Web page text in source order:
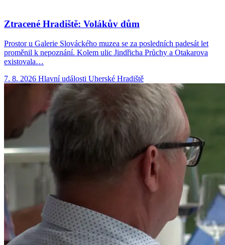
Ztracené Hradiště: Volákův dům
Prostor u Galerie Slováckého muzea se za posledních padesát let
proměnil k nepoznání. Kolem ulic Jindřicha Průchy a Otakarova
existovala…
7. 8. 2026 Hlavní události Uherské Hradiště